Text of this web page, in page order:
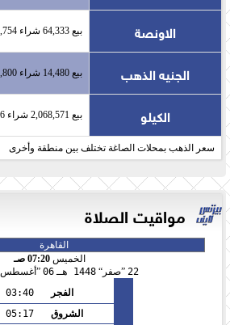
الاونصة بيع 64,333 شراء 65,754
الجنيه الذهب بيع 14,480 شراء 14,800
الكيلو بيع 2,068,571 شراء 2,114,286
سعر الذهب بمحلات الصاغة تختلف بين منطقة وأخرى
مواقيت الصلاة
الخميس07:20 صـ
22
صفر 1448 هـ 06 أغسطس
الفجر
03:40
الشروق
05:17